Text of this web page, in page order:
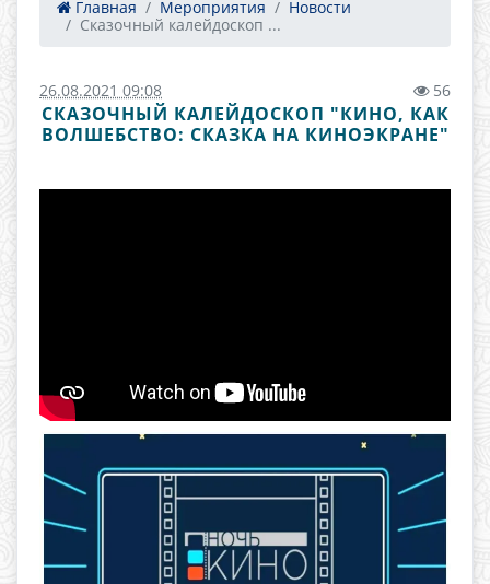
Главная Мероприятия
Новости
Сказочный калейдоскоп ...
26.08.2021 09:08 56
СКАЗОЧНЫЙ КАЛЕЙДОСКОП "КИНО, КАК
ВОЛШЕБСТВО: СКАЗКА НА КИНОЭКРАНЕ"